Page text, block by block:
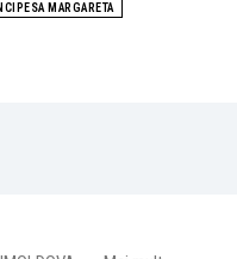
MARGARETA